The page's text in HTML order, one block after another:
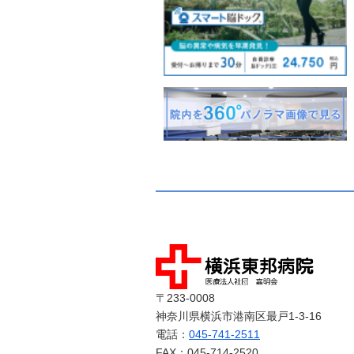
〒233-0008
神奈川県横浜市港南区最戸1-3-16
電話： 045-741-2511